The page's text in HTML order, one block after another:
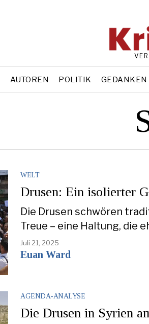
AUTOREN POLITIK GEDANKEN
WELT
Drusen: Ein isolierter
Die Drusen schwören
Treue – eine Haltung, die
Juli 21, 2025
Euan Ward
AGENDA-ANALYSE
Die Drusen in Syrien